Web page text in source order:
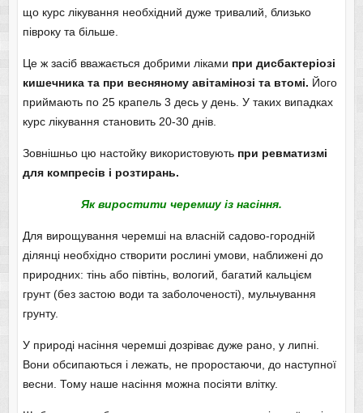
що курс лікування необхідний дуже тривалий, близько
півроку та більше.
Це ж засіб вважається добрими ліками при дисбактеріозі
кишечника та при весняному авітамінозі та втомі. Його
приймають по 25 крапель 3 десь у день. У таких випадках
курс лікування становить 20-30 днів.
Зовнішньо цю настойку використовують при ревматизмі
для компресів і розтирань.
Як виростити черемшу із насіння.
Для вирощування черемші на власній садово-городній
ділянці необхідно створити рослині умови, наближені до
природних: тінь або півтінь, вологий, багатий кальцієм
грунт (без застою води та заболоченості), мульчування
грунту.
У природі насіння черемші дозріває дуже рано, у липні.
Вони обсипаються і лежать, не проростаючи, до наступної
весни. Тому наше насіння можна посіяти влітку.